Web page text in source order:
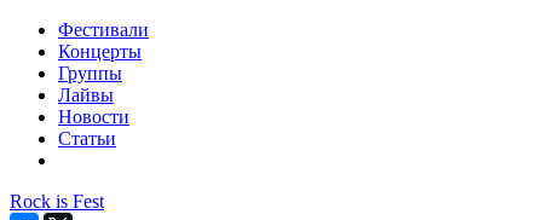
Фестивали
Концерты
Группы
Лайвы
Новости
Статьи
Rock is Fest